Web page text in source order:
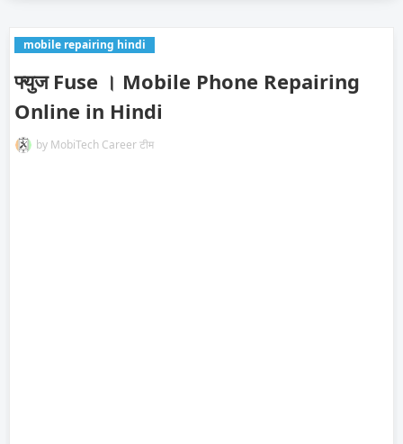
mobile repairing hindi
फ्युज Fuse । Mobile Phone Repairing
Online in Hindi
by MobiTech Career टीम